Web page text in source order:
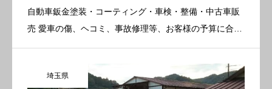
自動車鈑金塗装・コーティング・車検・整備・中古車販
売 愛車の傷、ヘコミ、事故修理等、お客様の予算に合わ
せた内容を提案させて頂きます 車関係で何かありました
ら一度お問い合せ下さいませ 概要 所在地〒614-8131 京
都府 […]
埼玉県